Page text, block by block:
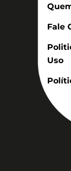
Fale
Uso